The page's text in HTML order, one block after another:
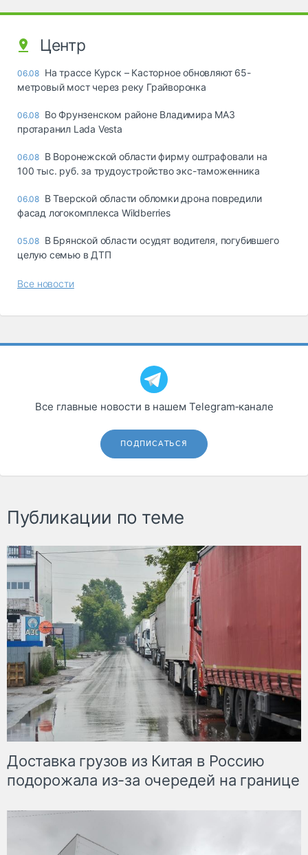
Центр
06.08 На трассе Курск – Касторное обновляют 65-
метровый мост через реку Грайворонка
06.08 Во Фрунзенском районе Владимира МАЗ
протаранил Lada Vesta
06.08 В Воронежской области фирму оштрафовали на
100 тыс. руб. за трудоустройство экс-таможенника
06.08 В Тверской области обломки дрона повредили
фасад логокомплекса Wildberries
05.08 В Брянской области осудят водителя, погубившего
целую семью в ДТП
Все новости
Все главные новости в нашем Telegram‑канале
ПОДПИСАТЬСЯ
Публикации по теме
Доставка грузов из Китая в Россию
подорожала из-за очередей на границе